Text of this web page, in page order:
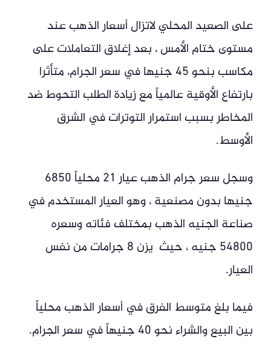
على الصعيد المحلي لاتزال أسعار الذهب عند
مستوى ختام الأمس ، بعد إغلاق التعاملات على
مكاسب بنحو 45 جنيها في سعر الجرام، متأثرا
بارتفاع الأوقية عالمياً مع زيادة الطلب التحوط ضد
المخاطر بسبب استمرار التوترات في الشرق
الأوسط.
وسجل سعر جرام الذهب عيار 21 محلياً 6850
جنيها بدون مصنعية ، وهو العيار المستخدم في
صناعة الجنيه الذهب بمختلف فئاته وسعره
54800 جنيه ، حيث يزن 8 جرامات من نفس
العيار.
فيما بلغ متوسط الفرق في أسعار الذهب محلياً
بين البيع والشراء نحو 40 جنيهاً في سعر الجرام.